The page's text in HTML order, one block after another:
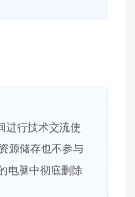
进行技术交流使
源储存也不参与
电脑中彻底删除